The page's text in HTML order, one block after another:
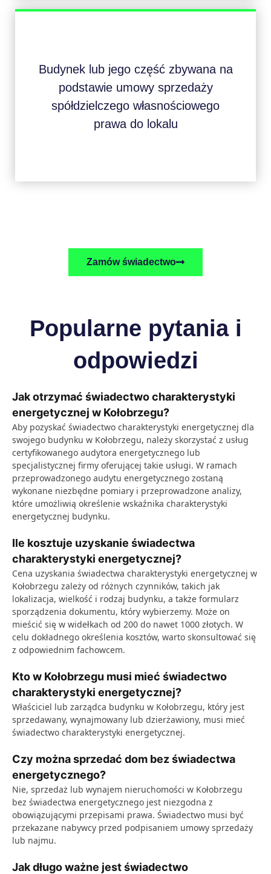
Budynek lub jego część zbywana na
podstawie umowy sprzedaży
spółdzielczego własnościowego
prawa do lokalu
Zamów świadectwo
Popularne pytania i
odpowiedzi
Jak otrzymać świadectwo charakterystyki
energetycznej w Kołobrzegu?
Aby pozyskać świadectwo charakterystyki energetycznej dla
swojego budynku w Kołobrzegu, należy skorzystać z usług
certyfikowanego audytora energetycznego lub
specjalistycznej firmy oferującej takie usługi. W ramach
przeprowadzonego audytu energetycznego zostaną
wykonane niezbędne pomiary i przeprowadzone analizy,
które umożliwią określenie wskaźnika charakterystyki
energetycznej budynku.
Ile kosztuje uzyskanie świadectwa
charakterystyki energetycznej?
Cena uzyskania świadectwa charakterystyki energetycznej w
Kołobrzegu zależy od różnych czynników, takich jak
lokalizacja, wielkość i rodzaj budynku, a także formularz
sporządzenia dokumentu, który wybierzemy. Może on
mieścić się w widełkach od 200 do nawet 1000 złotych. W
celu dokładnego określenia kosztów, warto skonsultować się
z odpowiednim fachowcem.
Kto w Kołobrzegu musi mieć świadectwo
charakterystyki energetycznej?
Właściciel lub zarządca budynku w Kołobrzegu, który jest
sprzedawany, wynajmowany lub dzierżawiony, musi mieć
świadectwo charakterystyki energetycznej.
Czy można sprzedać dom bez świadectwa
energetycznego?
Nie, sprzedaż lub wynajem nieruchomości w Kołobrzegu
bez świadectwa energetycznego jest niezgodna z
obowiązującymi przepisami prawa. Świadectwo musi być
przekazane nabywcy przed podpisaniem umowy sprzedaży
lub najmu.
Jak długo ważne jest świadectwo